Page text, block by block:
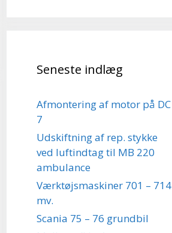
Seneste indlæg
Afmontering af motor på DC
7
Udskiftning af rep. stykke
ved luftindtag til MB 220
ambulance
Værktøjsmaskiner 701 – 714
mv.
Scania 75 – 76 grundbil